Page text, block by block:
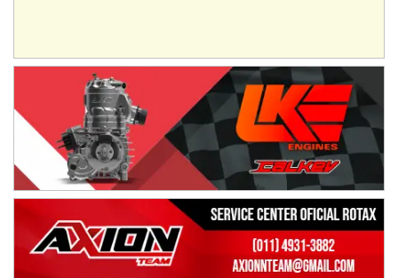
Villaguay (Entre Ríos)
VICTORIENSE - F7
El Cerro (Tierra)
Victoria (Entre Ríos)
PATAGONICO - F6
Moto Club Reginense (Tierra)
Gral. E. Godoy (Río Negro)
CSK - F7
Juventud Unida (Tierra)